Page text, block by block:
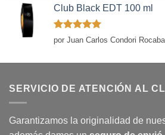
Club Black EDT 100 ml
Valorado
con
por Juan Carlos Condori
SERVICIO DE ATENCIÓN AL
Garantizamos la originalidad de